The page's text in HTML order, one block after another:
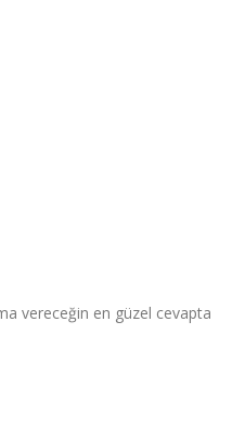
vereceğin en güzel cevapta